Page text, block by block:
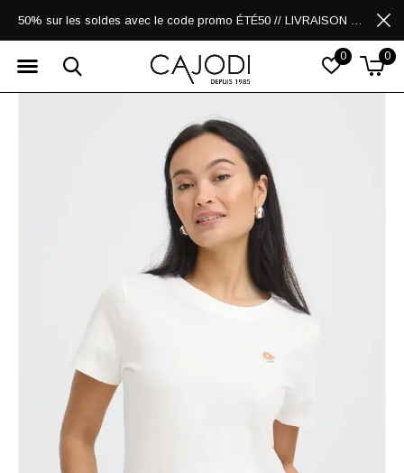
0 0
50% sur les soldes avec le code promo ÉTÉ50 // LIVRAISON GRATUITE POUR LES ACHATS DE 250$ ET PLUS